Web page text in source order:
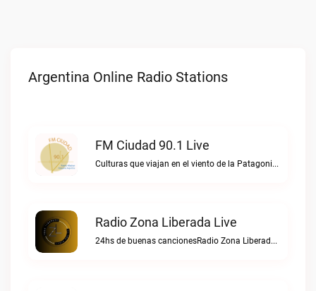
Argentina Online Radio Stations
FM Ciudad 90.1 Live
Culturas que viajan en el viento de la PatagoniaFM Ciudad 90.1 live
Radio Zona Liberada Live
24hs de buenas cancionesRadio Zona Liberada live